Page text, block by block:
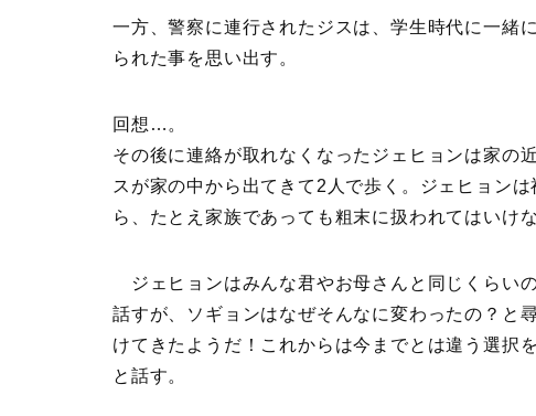
一方、警察に連行されたジスは、学生時代に一緒
られた事を思い出す。
回想…。
その後に連絡が取れなくなったジェヒョンは家の
スが家の中から出てきて2人で歩く。ジェヒョン
ら、たとえ家族であっても粗末に扱われてはいけ
ジェヒョンはみんな君やお母さんと同じくらい
話すが、ソギョンはなぜそんなに変わったの？と
けてきたようだ！これからは今までとは違う選択
と話す。